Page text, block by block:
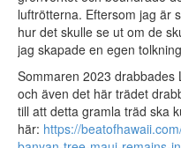
luftrötterna. Eftersom jag är
hur det skulle se ut om de
jag skapade en egen
Sommaren 2023
och även det här trädet
till att detta gramla träd ska
här: https://